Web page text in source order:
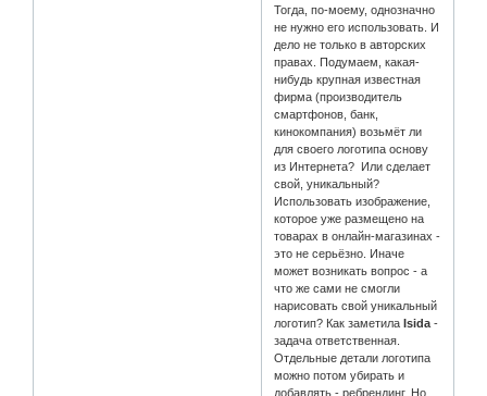
Тогда, по-моему, однозначно
не нужно его использовать. И
дело не только в авторских
правах. Подумаем, какая-
нибудь крупная известная
фирма (производитель
смартфонов, банк,
кинокомпания) возьмёт ли
для своего логотипа основу
из Интернета? Или сделает
свой, уникальный?
Использовать изображение,
которое уже размещено на
товарах в онлайн-магазинах -
это не серьёзно. Иначе
может возникать вопрос - а
что же сами не смогли
нарисовать свой уникальный
логотип? Как заметилаIsida -
задача ответственная.
Отдельные детали логотипа
можно потом убирать и
добавлять - ребрендинг. Но